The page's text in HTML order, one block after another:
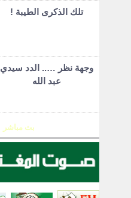
تلك الذكرى الطيبة !
وجهة نظر ….. الدد سيدي
عبد الله
بث مباشر